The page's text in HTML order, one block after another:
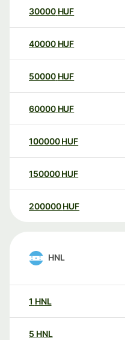
30000 HUF
40000 HUF
50000 HUF
60000 HUF
100000 HUF
150000 HUF
200000 HUF
HNL
1 HNL
5 HNL